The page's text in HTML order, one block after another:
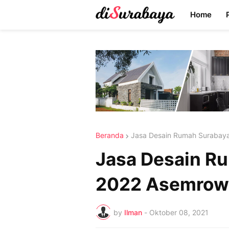
Home
Beranda Jasa Desain Rumah
Jasa Desain
2022
by Ilman - Oktober 08, 2021